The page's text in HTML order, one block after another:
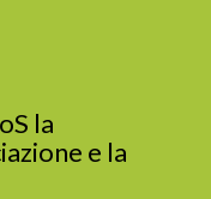
la
e la